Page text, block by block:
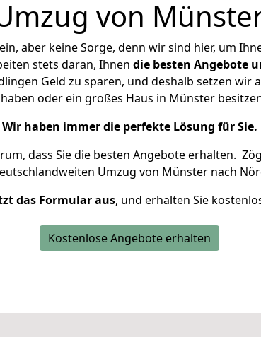
von
aber keine Sorge, denn wir sind hier, um
stets daran, Ihnen die besten Angebote
Geld zu sparen, und deshalb setzen wir
oder ein großes Haus in Münster
Wir haben immer die perfekte Lösung für Sie.
dass Sie die besten Angebote erhalten.
Umzug von Münster nach
das Formular aus, und erhalten Sie
Kostenlose Angebote erhalten